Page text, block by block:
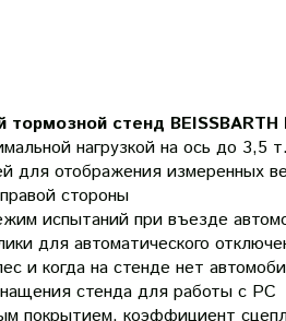
стенд BEISSBARTH
нагрузкой на ось до 3,5 т.
для отображения измеренных
стороны
испытаний при въезде
для автоматического
и когда на стенде нет
стенда для работы с PC